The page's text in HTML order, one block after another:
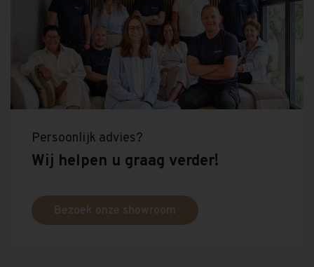
Persoonlijk advies?
Wij helpen u graag verder!
Bezoek onze showroom